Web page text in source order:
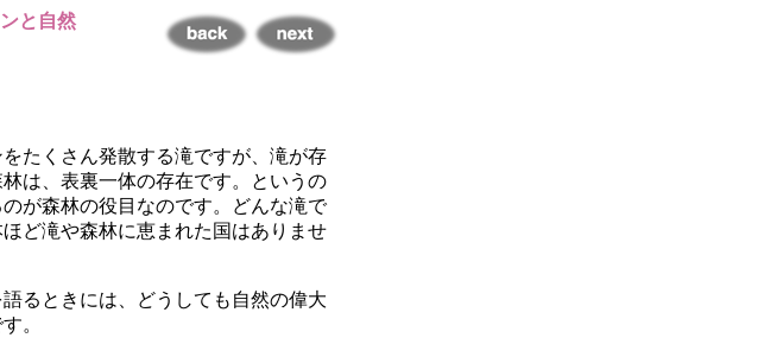
と自然
たくさん発散する滝ですが、滝が存
は、表裏一体の存在です。というの
が森林の役目なのです。どんな滝で
ど滝や森林に恵まれた国はありませ
るときには、どうしても自然の偉大
。